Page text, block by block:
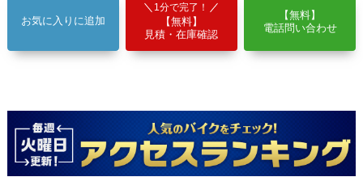
お気に入りに追加
1分で完了！
【無料】
見積・在庫確認
【無料】
電話問い合わせ